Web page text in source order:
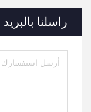
راسلنا